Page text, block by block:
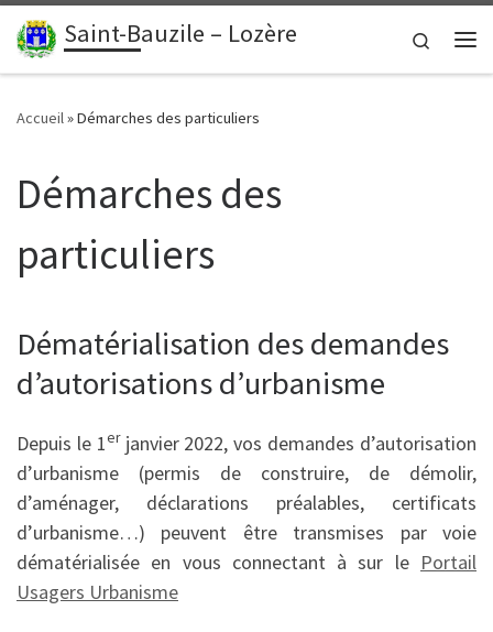
principal
Passer au contenu
Saint-Bauzile – Lozère
Search
Accueil»Démarches des particuliers
Démarches des
particuliers
Dématérialisation des demandes
d’autorisations d’urbanisme
Depuis le 1erjanvier 2022, vos demandes d’autorisation
d’urbanisme (permis de construire, de démolir,
d’aménager, déclarations préalables, certificats
d’urbanisme…) peuvent être transmises par voie
dématérialisée en vous connectant à sur le Portail
Usagers Urbanisme